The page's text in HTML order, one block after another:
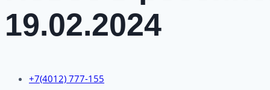
19.02.2024
+7(4012) 777-155